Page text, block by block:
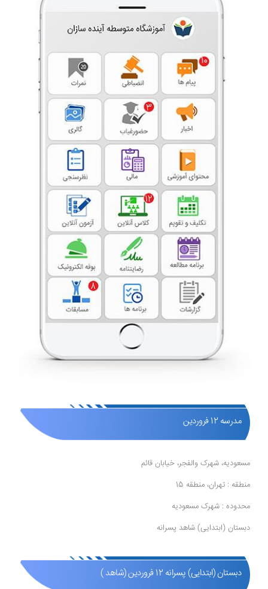
مدرسه 12 فروردین
مسعودیه، شهرک والفجر، خیابان قائم
منطقه : تهران، منطقه 15
محدوده : شهرک مسعودیه
دبستان (ابتدایی) شاهد پسرانه
دبستان (ابتدایی) پسرانه 12 فروردین (شاهد )